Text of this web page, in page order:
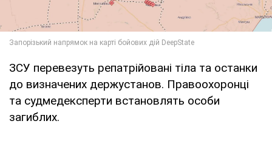
ЗСУ перевезуть репатрійовані тіла та останки
до визначених держустанов. Правоохоронці
та судмедексперти встановлять особи
загиблих.